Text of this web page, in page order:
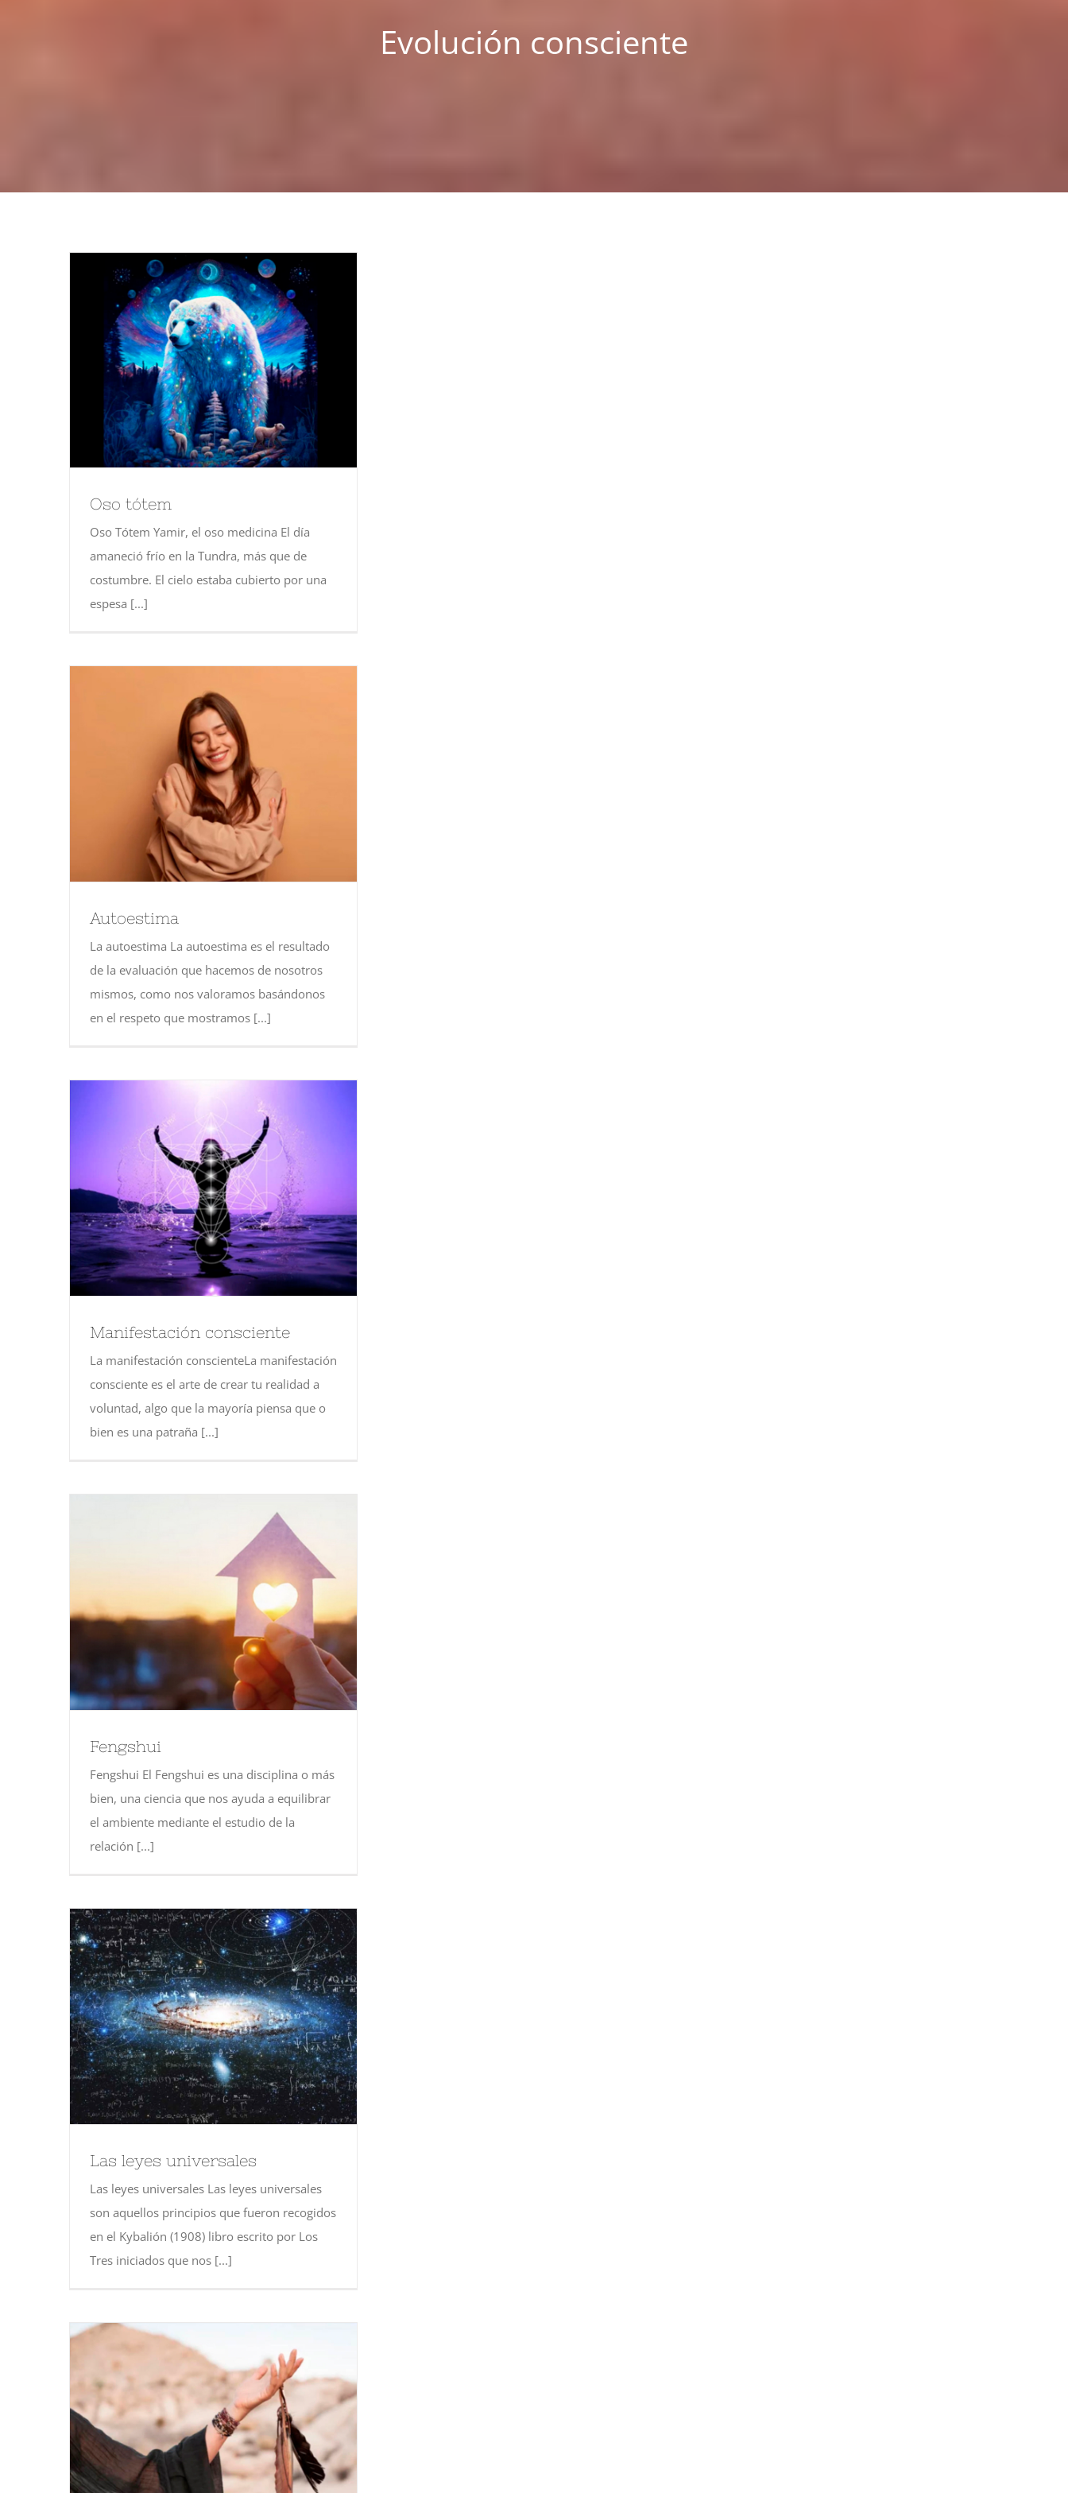
Evolución consciente
Oso tótem
Oso Tótem Yamir, el oso medicina El día
amaneció frío en la Tundra, más que de
costumbre. El cielo estaba cubierto por una
espesa [...]
Autoestima
La autoestima La autoestima es el resultado
de la evaluación que hacemos de nosotros
mismos, como nos valoramos basándonos
en el respeto que mostramos [...]
Manifestación consciente
La manifestación conscienteLa manifestación
consciente es el arte de crear tu realidad a
voluntad, algo que la mayoría piensa que o
bien es una patraña [...]
Fengshui
Fengshui El Fengshui es una disciplina o más
bien, una ciencia que nos ayuda a equilibrar
el ambiente mediante el estudio de la
relación [...]
Las leyes universales
Las leyes universales Las leyes universales
son aquellos principios que fueron recogidos
en el Kybalión (1908) libro escrito por Los
Tres iniciados que nos [...]